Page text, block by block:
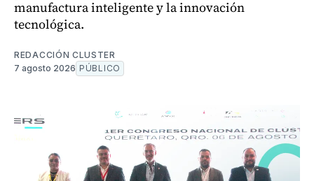
manufactura inteligente y la innovación
tecnológica.
REDACCIÓN CLUSTER
7 agosto 2026 PÚBLICO